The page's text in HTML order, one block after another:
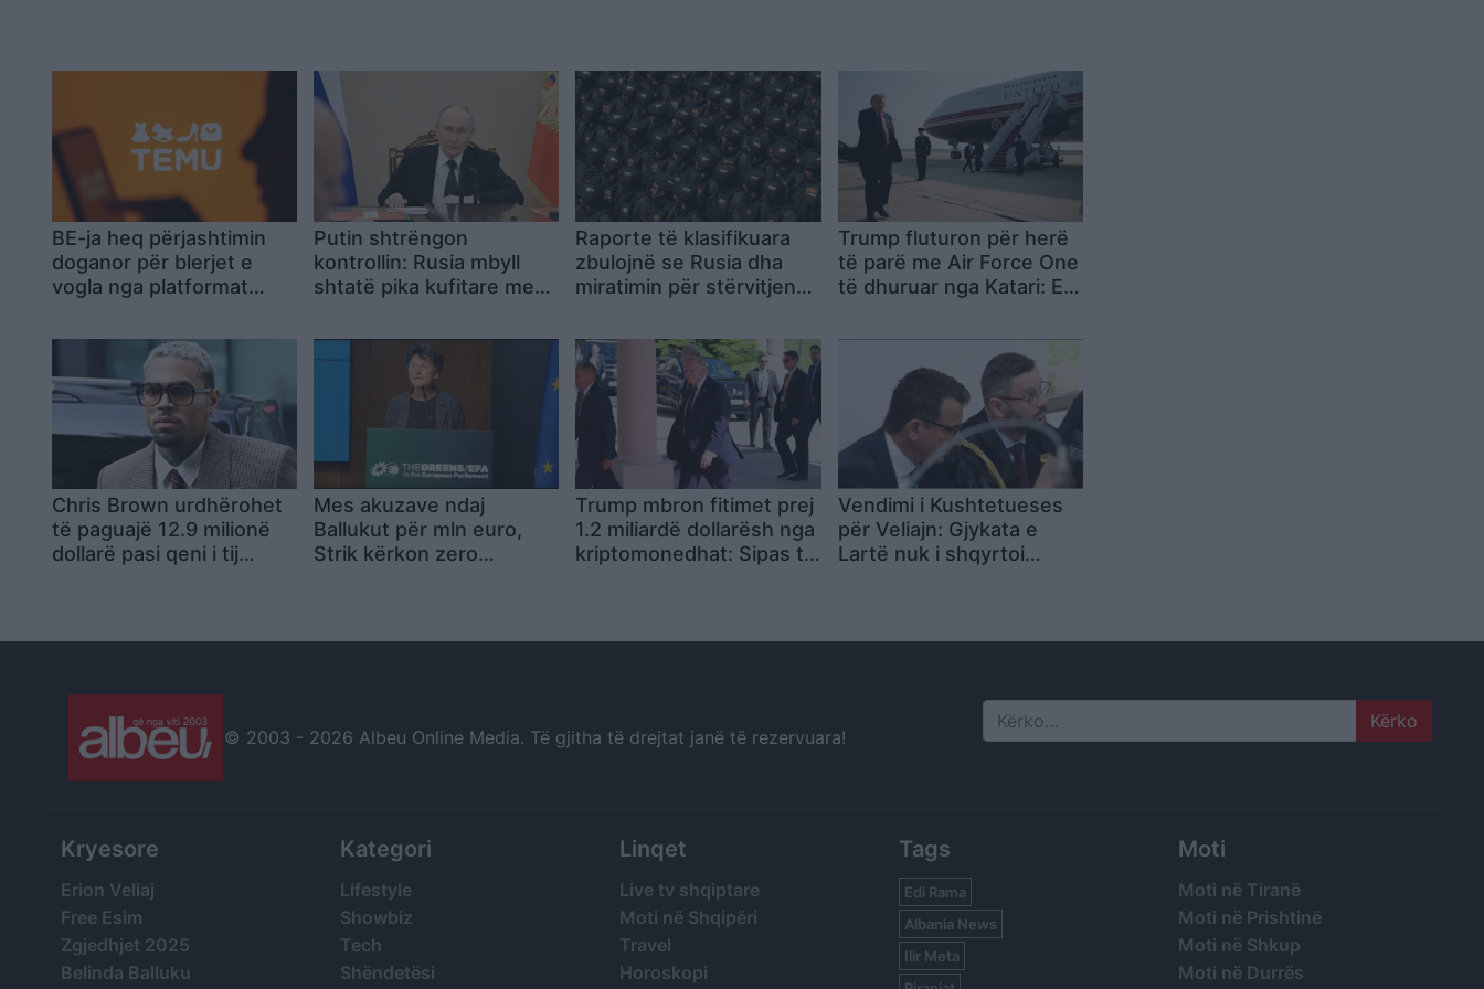
BE-ja heq përjashtimin
doganor për blerjet e
vogla nga platformat
Putin shtrëngon
kontrollin: Rusia mbyll
shtatë pika kufitare me
paqarta
Raporte të klasifikuara
zbulojnë se Rusia dha
miratimin për stërvitjen
Kinë
Trump fluturon për herë
të parë me Air Force One
të dhuruar nga Katari: E
mbresëlënës” dhe thotë
se SHBA nuk do të
ndërtonte dot një të tillë
Chris Brown urdhërohet
të paguajë 12.9 milionë
dollarë pasi qeni i tij
Mes akuzave ndaj
Ballukut për mln euro,
Strik kërkon zero
Trump mbron fitimet prej
1.2 miliardë dollarësh nga
kriptomonedhat: Sipas tij,
Vendimi i Kushtetueses
për Veliajn: Gjykata e
Lartë nuk i shqyrtoi
© 2003 - 2026 Albeu Online Media. Të gjitha të drejtat janë të rezervuara! Search
Kryesore
Erion Veliaj
Free Esim
Zgjedhjet 2025
Belinda Balluku
Kategori
Lifestyle
Showbiz
Tech
Shëndetësi
Linqet
Live tv shqiptare
Moti në Shqipëri
Travel
Horoskopi
Tags
Edi Rama
Albania News
Ilir Meta
Moti
Moti në Tiranë
Moti në Prishtinë
Moti në Shkup
Moti në Durrës